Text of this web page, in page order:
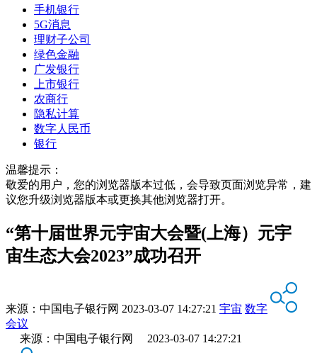
手机银行
5G消息
理财子公司
绿色金融
广发银行
上市银行
农商行
隐私计算
数字人民币
银行
温馨提示：
敬爱的用户，您的浏览器版本过低，会导致页面浏览异常，建
议您升级浏览器版本或更换其他浏览器打开。
“第十届世界元宇宙大会暨(上海）元宇
宙生态大会2023”成功召开
来源： 中国电子银行网 2023-03-07 14:27:21 宇宙 数字
会议
来源：中国电子银行网 2023-03-07 14:27:21